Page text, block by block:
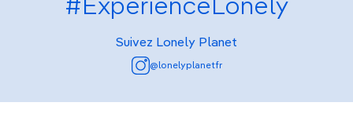
#ExperienceLonely
Suivez Lonely Planet
@lonelyplanetfr